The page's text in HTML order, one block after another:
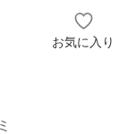
お気に入り